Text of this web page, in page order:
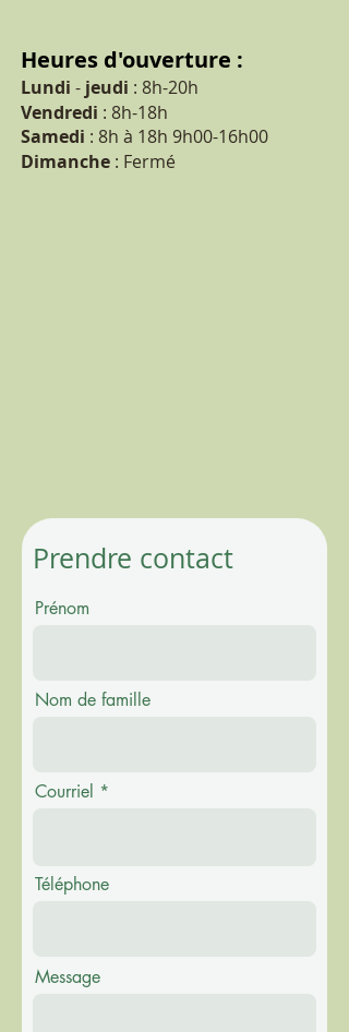
Heures d'ouverture :
Lundi - jeudi : 8h-20h
Vendredi : 8h-18h
Samedi : 8h à 18h 9h00-16h00
Dimanche : Fermé
Prendre contact
Prénom
Nom de famille
Courriel
Téléphone
Message